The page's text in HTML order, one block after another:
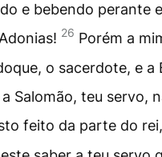
e bebendo perante
26 Porém a
o sacerdote, e a
Salomão, teu servo,
feito da parte do